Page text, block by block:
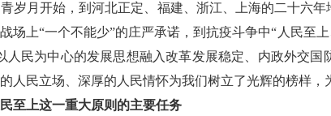
岁月开始，到河北正定、福建、浙江、上海的二十六
场上“一个不能少”的庄严承诺，到抗疫斗争中“人民至
人民为中心的发展思想融入改革发展稳定、内政外交
人民立场、深厚的人民情怀为我们树立了光辉的榜样，
至上这一重大原则的主要任务